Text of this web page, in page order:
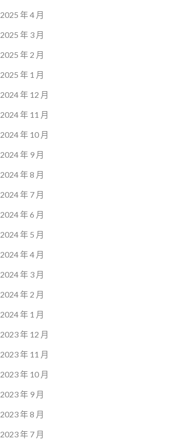
2025 年 4 月
2025 年 3 月
2025 年 2 月
2025 年 1 月
2024 年 12 月
2024 年 11 月
2024 年 10 月
2024 年 9 月
2024 年 8 月
2024 年 7 月
2024 年 6 月
2024 年 5 月
2024 年 4 月
2024 年 3 月
2024 年 2 月
2024 年 1 月
2023 年 12 月
2023 年 11 月
2023 年 10 月
2023 年 9 月
2023 年 8 月
2023 年 7 月